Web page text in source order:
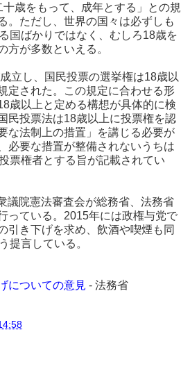
歳をもって、成年とする」との規
。ただし、世界の国々は必ずしも
国ばかりではなく、むしろ18歳を
方が多数といえる。
立し、国民投票の選挙権は18歳以
定された。この規定に合わせる形
歳以上と定める構想が具体的に検
民投票法は18歳以上に投票権を認
な法制上の措置」を講じる必要が
必要な措置が整備されないうちは
票権者とする旨が記載されてい
議院憲法審査会が総務省、法務省
っている。2015年には政権与党で
引き下げを求め、飲酒や喫煙も同
提言している。
についての意見 - 法務省